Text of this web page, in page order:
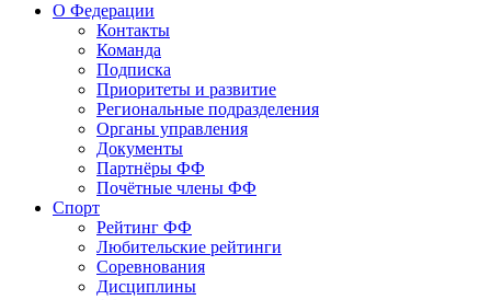
О Федерации
Контакты
Команда
Подписка
Приоритеты и развитие
Региональные подразделения
Органы управления
Документы
Партнёры ФФ
Почётные члены ФФ
Спорт
Рейтинг ФФ
Любительские рейтинги
Соревнования
Дисциплины